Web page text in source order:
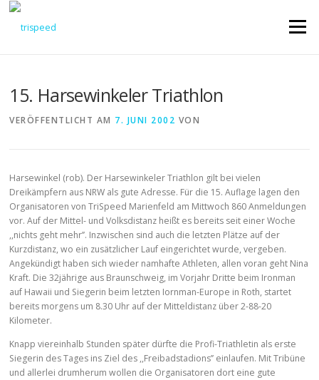
Direkt
Menü
15. Harsewinkeler Triathlon
VERÖFFENTLICHT AM 7. JUNI 2002 VON
Harsewinkel (rob). Der Harsewinkeler Triathlon gilt bei vielen
Dreikämpfern aus NRW als gute Adresse. Für die 15. Auflage lagen den
Organisatoren von TriSpeed Marienfeld am Mittwoch 860 Anmeldungen
vor. Auf der Mittel- und Volksdistanz heißt es bereits seit einer Woche
,,nichts geht mehr’’. Inzwischen sind auch die letzten Plätze auf der
Kurzdistanz, wo ein zusätzlicher Lauf eingerichtet wurde, vergeben.
Angekündigt haben sich wieder namhafte Athleten, allen voran geht Nina
Kraft. Die 32jährige aus Braunschweig, im Vorjahr Dritte beim Ironman
auf Hawaii und Siegerin beim letzten Iornman-Europe in Roth, startet
bereits morgens um 8.30 Uhr auf der Mitteldistanz über 2-88-20
Kilometer.
Knapp viereinhalb Stunden später dürfte die Profi-Triathletin als erste
Siegerin des Tages ins Ziel des ,,Freibadstadions’’ einlaufen. Mit Tribüne
und allerlei drumherum wollen die Organisatoren dort eine gute